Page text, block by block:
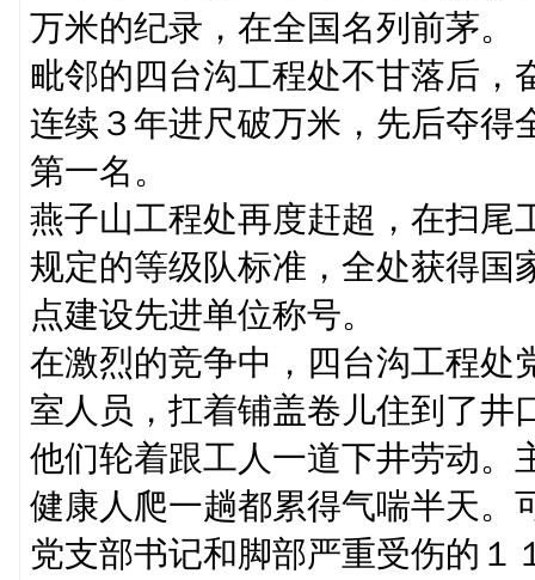
万米的纪录，在全国名列前茅。
毗邻的四台沟工程处不甘落后，
连续３年进尺破万米，先后夺得
第一名。
燕子山工程处再度赶超，在扫尾
规定的等级队标准，全处获得国
点建设先进单位称号。
在激烈的竞争中，四台沟工程处
室人员，扛着铺盖卷儿住到了井
他们轮着跟工人一道下井劳动。
健康人爬一趟都累得气喘半天。
党支部书记和脚部严重受伤的１